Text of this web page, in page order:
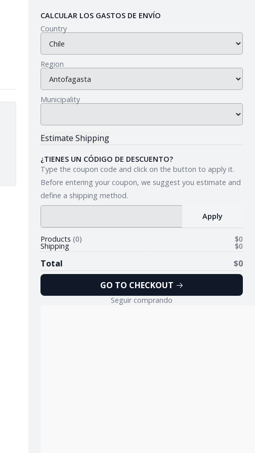
CALCULAR LOS GASTOS DE ENVÍO
Country
Region
Municipality
¿TIENES UN CÓDIGO DE DESCUENTO?
Type the coupon code and click on the button to apply it.
Before entering your coupon, we suggest you estimate and
define a shipping method.
Products 0 $0
Shipping $0
Total
$0
GO TO CHECKOUT
Seguir comprando